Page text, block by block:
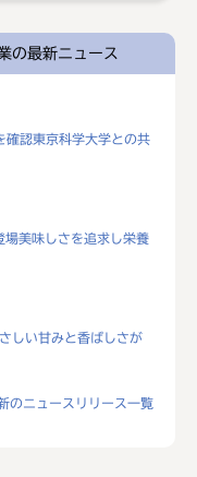
の最新ニュース
認東京科学大学との共
場美味しさを追求し栄養
しい甘みと香ばしさが
のニュースリリース一覧